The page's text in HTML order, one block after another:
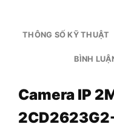
THÔNG SỐ KỸ THUẬT
BÌNH
Camera IP